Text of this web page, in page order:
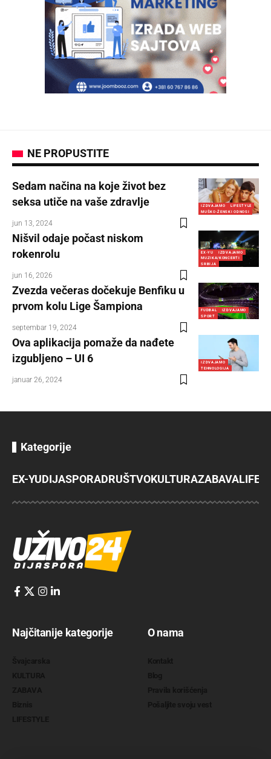
NE PROPUSTITE
IZDVAJAMO
LIFESTYLE
MUŠKO-ŽENSKI ODNOSI
Sedam načina na koje život bez
seksa utiče na vaše zdravlje
jun 13, 2024
EX-YU
IZDVAJAMO
MUZIKA/KONCERTI
SRBIJA
Nišvil odaje počast niskom
rokenrolu
jun 16, 2026
FUDBAL
IZDVAJAMO
SPORT
Zvezda večeras dočekuje Benfiku u
prvom kolu Lige Šampiona
septembar 19, 2024
IZDVAJAMO
TEHNOLOGIJA
Ova aplikacija pomaže da nađete
izgubljeno – UI 6
januar 26, 2024
Kategorije
EX-YUDIJASPORADRUŠTVOKULTURAZABAVA
Najčitanije kategorije O nama